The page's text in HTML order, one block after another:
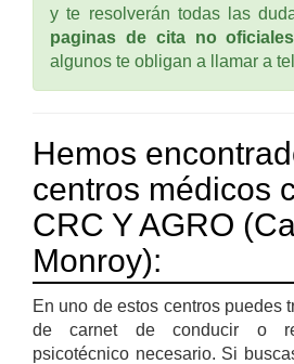
y te resolverán todas las
paginas de cita no
algunos te obligan a llamar a
Hemos
centros médicos
CRC Y AGRO
Monroy):
En uno de estos centros puedes
de carnet de conducir o
psicotécnico necesario. Si